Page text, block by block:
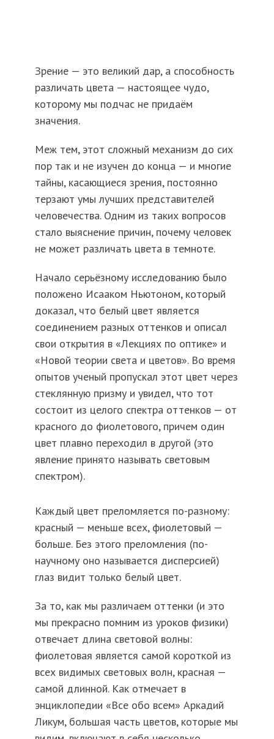
Зрение — это великий дар, а способность
различать цвета — настоящее чудо,
которому мы подчас не придаём
значения.
Меж тем, этот сложный механизм до сих
пор так и не изучен до конца — и многие
тайны, касающиеся зрения, постоянно
терзают умы лучших представителей
человечества. Одним из таких вопросов
стало выяснение причин, почему человек
не может различать цвета в темноте.
Начало серьёзному исследованию было
положено Исааком Ньютоном, который
доказал, что белый цвет является
соединением разных оттенков и описал
свои открытия в «Лекциях по оптике» и
«Новой теории света и цветов». Во время
опытов ученый пропускал этот цвет через
стеклянную призму и увидел, что тот
состоит из целого спектра оттенков — от
красного до фиолетового, причем один
цвет плавно переходил в другой (это
явление принято называть световым
спектром).
Каждый цвет преломляется по-разному:
красный — меньше всех, фиолетовый —
больше. Без этого преломления (по-
научному оно называется дисперсией)
глаз видит только белый цвет.
За то, как мы различаем оттенки (и это
мы прекрасно помним из уроков физики)
отвечает длина световой волны:
фиолетовая является самой короткой из
всех видимых световых волн, красная —
самой длинной. Как отмечает в
энциклопедии «Все обо всем» Аркадий
Ликум, большая часть цветов, которые мы